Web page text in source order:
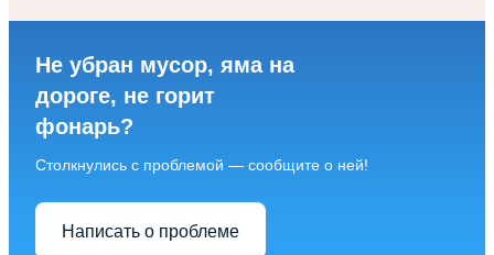
Не убран мусор, яма на
дороге, не горит
фонарь?
Столкнулись с проблемой — сообщите о ней!
Написать о проблеме